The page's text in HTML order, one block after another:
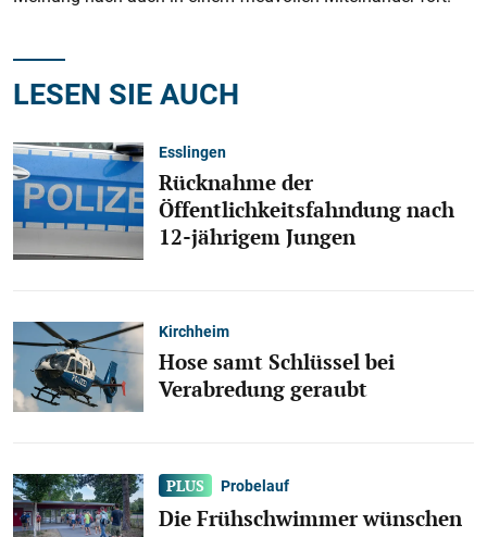
LESEN SIE AUCH
Esslingen
Rücknahme der
Öffentlichkeitsfahndung nach
12-jährigem Jungen
Kirchheim
Hose samt Schlüssel bei
Verabredung geraubt
Probelauf
Die Frühschwimmer wünschen